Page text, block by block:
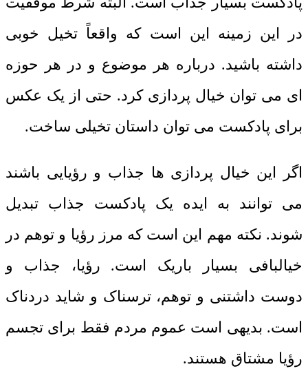
در این زمینه این است که واقعاً تخیل خوبی
داشته باشید. درباره هر موضوع و در هر حوزه
ای می توان خیال پردازی کرد. حتی از یک عکس
برای پادکست می توان داستان تخیلی ساخت.
اگر این خیال پردازی ها جذاب و رؤیایی باشند
می توانند به ایده یک پادکست جذاب تبدیل
شوند. نکته مهم این است که مرز رؤیا و توهم در
خیالبافی بسیار باریک است. رؤیا، جذاب و
دوست داشتنی و توهم، ترسناک و شاید دردناک
است. بدیهی است عموم مردم فقط برای تجسم
رؤیا مشتاق هستند.